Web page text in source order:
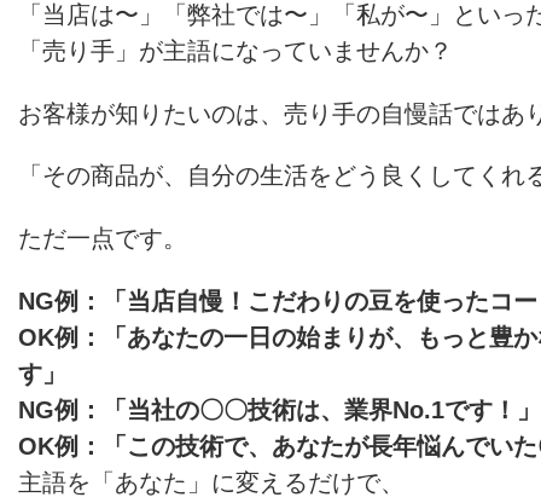
「当店は〜」「弊社では〜」「私が〜」といっ
「売り手」が主語になっていませんか？
お客様が知りたいのは、売り手の自慢話ではあ
「その商品が、自分の生活をどう良くしてくれ
ただ一点です。
NG例：「当店自慢！こだわりの豆を使ったコ
OK例：「あなたの一日の始まりが、もっと豊
す」
NG例：「当社の〇〇技術は、業界No.1です！」
OK例：「この技術で、あなたが長年悩んでい
主語を「あなた」に変えるだけで、